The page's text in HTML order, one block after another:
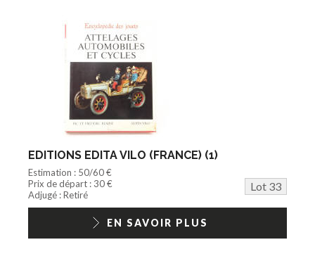
EDITIONS EDITA VILO (FRANCE) (1)
Estimation : 50/60 €
Prix de départ : 30 €
Lot 33
Adjugé : Retiré
EN SAVOIR PLUS